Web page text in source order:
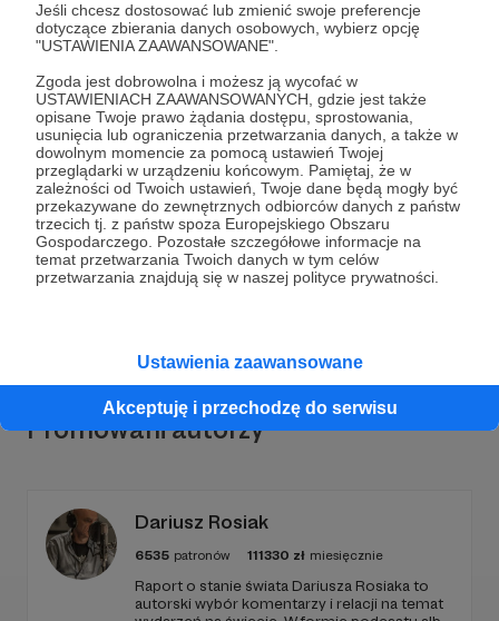
Jeśli chcesz dostosować lub zmienić swoje preferencje
dotyczące zbierania danych osobowych, wybierz opcję
"USTAWIENIA ZAAWANSOWANE".
Zgoda jest dobrowolna i możesz ją wycofać w
USTAWIENIACH ZAAWANSOWANYCH, gdzie jest także
opisane Twoje prawo żądania dostępu, sprostowania,
usunięcia lub ograniczenia przetwarzania danych, a także w
dowolnym momencie za pomocą ustawień Twojej
przeglądarki w urządzeniu końcowym. Pamiętaj, że w
zależności od Twoich ustawień, Twoje dane będą mogły być
przekazywane do zewnętrznych odbiorców danych z państw
trzecich tj. z państw spoza Europejskiego Obszaru
Gospodarczego. Pozostałe szczegółowe informacje na
temat przetwarzania Twoich danych w tym celów
przetwarzania znajdują się w naszej polityce prywatności.
Ustawienia zaawansowane
Akceptuję i przechodzę do serwisu
Dołącz do grona Patronów!
Wesprzyj działalność AutoraRadio Nowy Światjuż
teraz!
Promowani autorzy
Dariusz Rosiak
6535 patronów 111330 zł miesięcznie
Raport o stanie świata Dariusza Rosiaka to
autorski wybór komentarzy i relacji na temat